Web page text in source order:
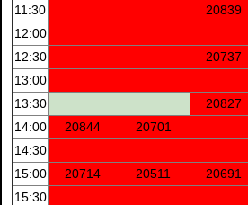
11:30
20839
12:00
12:30
20737
13:00
13:30
20827
14:00
20844
20701
14:30
15:00
20714 20511 20691
15:30